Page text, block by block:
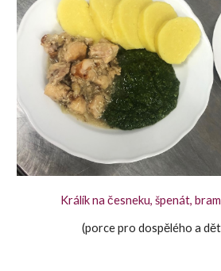
Králík na česneku, špenát,
(porce pro dospělého a